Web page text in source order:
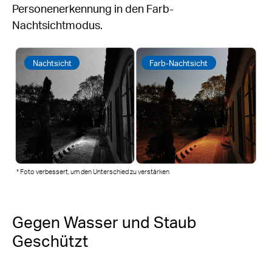
Personenerkennung in den Farb-
Nachtsichtmodus.
Nachtsicht Farb-Nachtsicht
* Foto verbessert, um den Unterschied zu verstärken
Gegen Wasser und Staub
Geschützt